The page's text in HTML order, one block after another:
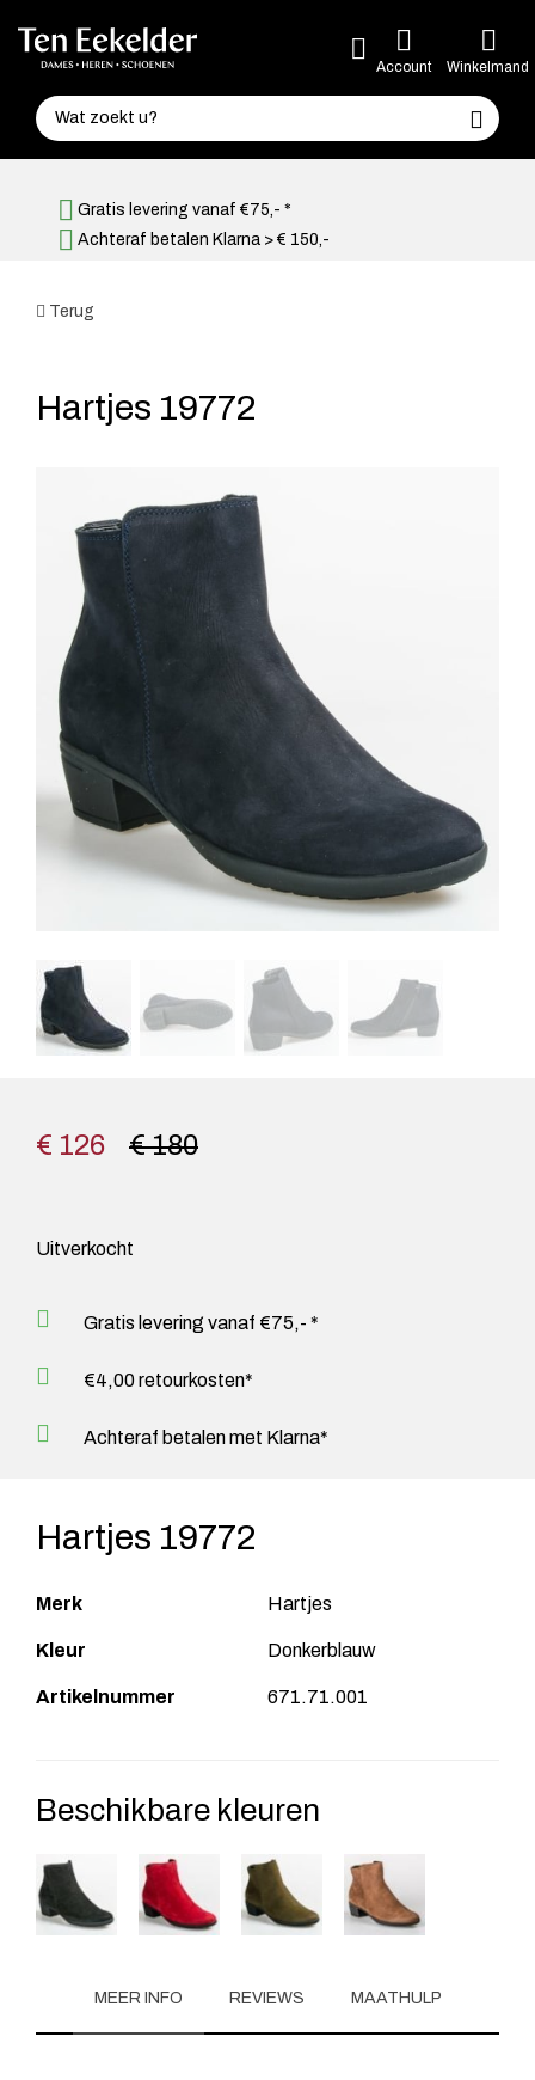
Account Winkelmand
Gratis levering vanaf €75,- *
Achteraf betalen Klarna > € 150,-
Terug
Hartjes 19772
€ 180
€ 126
Uitverkocht
Gratis levering vanaf €75,- *
€4,00 retourkosten*
Achteraf betalen met Klarna*
Hartjes 19772
Merk Hartjes
Kleur Donkerblauw
Artikelnummer 671.71.001
Beschikbare kleuren
MEER INFO REVIEWS MAATHULP